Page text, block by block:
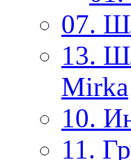
07.
13.
Mirka
10.
11.